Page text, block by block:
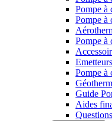
Pompe à
Pompe à
Pompe à
Pompe à
Guide
Aides